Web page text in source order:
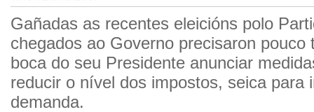
Gañadas as recentes eleicións polo
chegados ao Governo precisaron pouco
boca do seu Presidente anunciar
reducir o nível dos impostos, seica para
demanda.